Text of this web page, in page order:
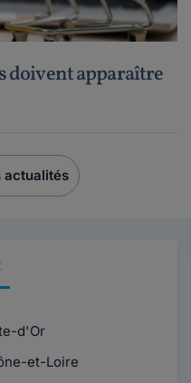
doivent apparaître
actualités
d'Or
et-Loire